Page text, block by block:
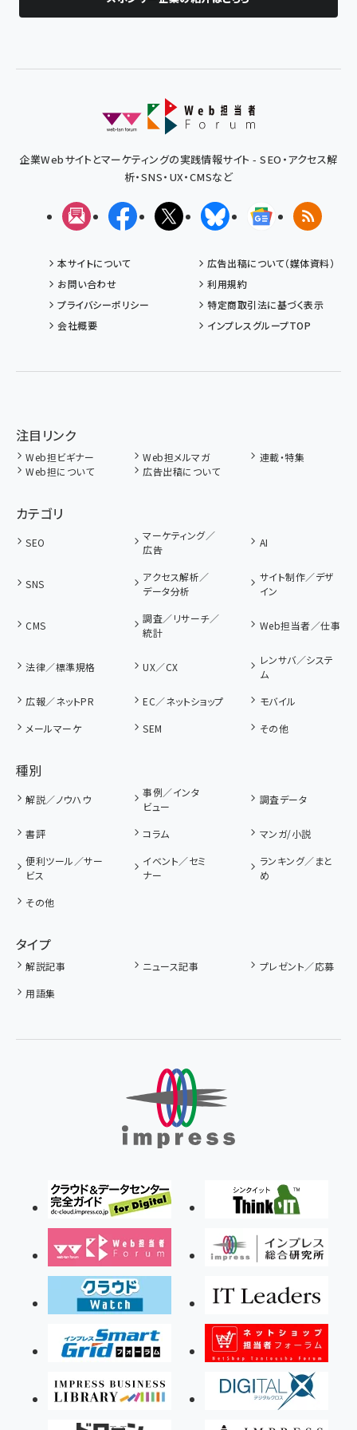
企業Webサイトとマーケティングの実践情報サイト - SEO・アクセス解
析・SNS・UX・CMSなど
メルマガFacebookX(エックス)BlueskyGoogleニュ
RSS
本サイトについて
広告出稿について（媒体資料）
お問い合わせ
利用規約
プライバシーポリシー
特定商取引法に基づく表示
会社概要
インプレスグループTOP
注目リンク
Web担ビギナー Web担メルマガ
連載・特集
Web担について
広告出稿について
カテゴリ
SEO
マーケティング／
広告
AI
SNS
アクセス解析／
データ分析
サイト制作／デザ
イン
CMS
調査／リサーチ／
統計
Web担当者／仕事
法律／標準規格 UX／CX
レンサバ／システ
ム
広報／ネットPR
EC／ネットショップ
モバイル
メールマーケ
SEM その他
種別
解説／ノウハウ
事例／インタ
ビュー
調査データ
書評 コラム
マンガ/小説
便利ツール／サー
ビス
イベント／セミ
ナー
ランキング／まと
め
その他
タイプ
解説記事 ニュース記事
プレゼント／応募
用語集